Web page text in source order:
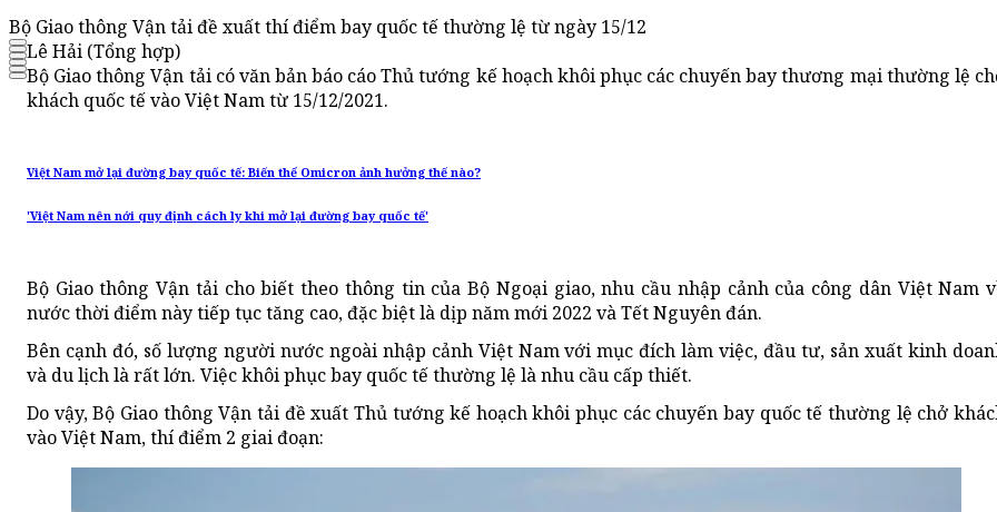
Bộ Giao thông Vận tải đề xuất thí điểm bay quốc tế thường lệ từ ngày 15/12
Lê Hải (Tổng hợp)
Bộ Giao thông Vận tải có văn bản báo cáo Thủ tướng kế hoạch khôi phục các chuyến bay thương mại thường lệ
khách quốc tế vào Việt Nam từ 15/12/2021.
Việt Nam mở lại đường bay quốc tế: Biến thể Omicron ảnh hưởng thế nào?
'Việt Nam nên nới quy định cách ly khi mở lại đường bay quốc tế'
Bộ Giao thông Vận tải cho biết theo thông tin của Bộ Ngoại giao, nhu cầu nhập cảnh của công dân Việt Nam
nước thời điểm này tiếp tục tăng cao, đặc biệt là dịp năm mới 2022 và Tết Nguyên đán.
Bên cạnh đó, số lượng người nước ngoài nhập cảnh Việt Nam với mục đích làm việc, đầu tư, sản xuất kinh
và du lịch là rất lớn. Việc khôi phục bay quốc tế thường lệ là nhu cầu cấp thiết.
Do vậy, Bộ Giao thông Vận tải đề xuất Thủ tướng kế hoạch khôi phục các chuyến bay quốc tế thường lệ chở
vào Việt Nam, thí điểm 2 giai đoạn: